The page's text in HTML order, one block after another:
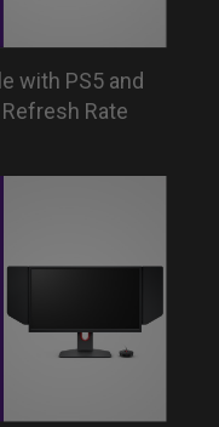
with PS5 and
Rate